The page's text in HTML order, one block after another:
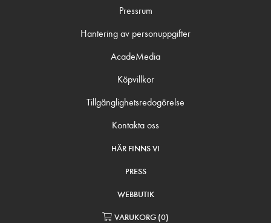
Pressrum
Hantering av personuppgifter
AcadeMedia
Köpvillkor
Tillgänglighetsredogörelse
Kontakta oss
HÄR FINNS VI
PRESS
WEBBUTIK
VARUKORG (0)